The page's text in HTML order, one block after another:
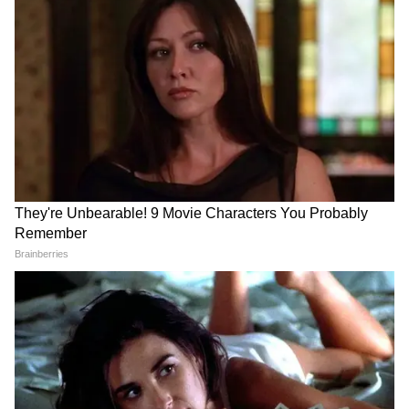
কর্মজীবন ও ব্যবসা: অফিসে অন্য কেউ আপনার
কাজের কৃতিত্ব নেওয়ার চেষ্টা করতে পারে। আপনার
কঠোর পরিশ্রমের ফল পেতে দেরি হবে, যা হতাশা
বাড়িয়ে তুলতে পারে।
সতর্কতা: স্বাস্থ্য সংক্রান্ত বিষয়ে অবহেলা ব্যয়বহুল
প্রমাণিত হতে পারে। এছাড়াও, আর্থিকভাবে কোনো
অপরিচিত ব্যক্তিকে বিশ্বাস করবেন না। গোপন
শত্রুদের থেকে সতর্ক থাকুন।
মীন রাশি
মীন রাশির জন্য, এই গোচর বাক-ত্রুটি এবং
Samik Bhattacharya: কাশ্মীর মাঙ্গে
আজাদি স্লোগান তুললে একটাও মার বাইরে
পরবে না, Gen Zকে সতর্ক শমীকের